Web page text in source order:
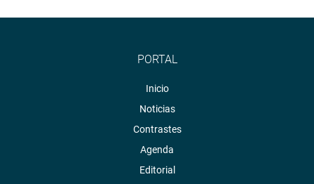
PORTAL
Inicio
Noticias
Contrastes
Agenda
Editorial